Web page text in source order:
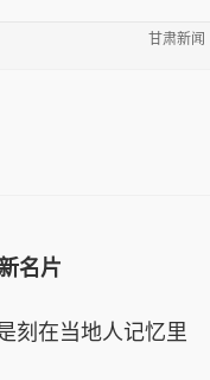
甘肃新闻
名片
在当地人记忆里